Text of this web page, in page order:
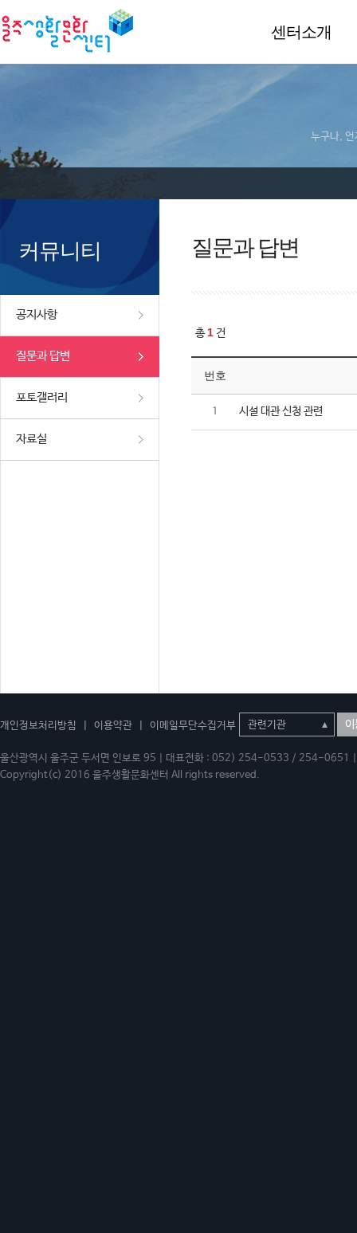
센터소개
누구나, 언
커뮤니티
공지사항
질문과 답변
포토갤러리
자료실
질문과 답변
총1 건
번호
1 시설 대관 신청 관련
개인정보처리방침 이용약관 이메일무단수집거부 이
울산광역시 울주군 두서면 인보로 95 | 대표전화 : 052) 254-0533 / 254-
Copyright(c) 2016 울주생활문화센터 All rights reserved.